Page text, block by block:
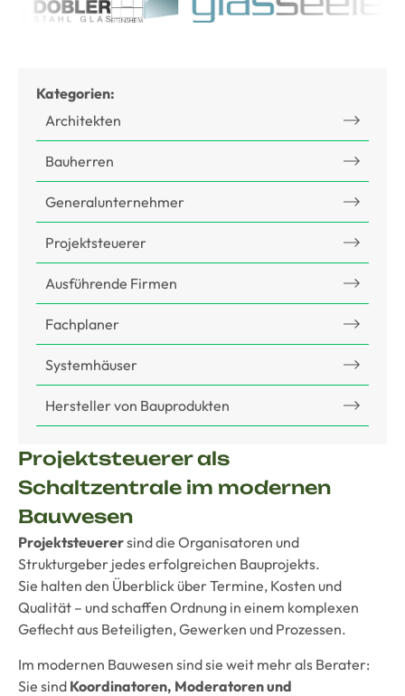
Projektsteuerer als
Schaltzentrale im modernen
Bauwesen
Projektsteuerersind die Organisatoren und
Strukturgeber jedes erfolgreichen Bauprojekts.
Sie halten den Überblick über Termine, Kosten und
Qualität – und schaffen Ordnung in einem komplexen
Geflecht aus Beteiligten, Gewerken und Prozessen.
Im modernen Bauwesen sind sie weit mehr als Berater:
Sie sind Koordinatoren, Moderatoren und
Kategorien:
Architekten
Bauherren
Generalunternehmer
Projektsteuerer
Ausführende Firmen
Fachplaner
Systemhäuser
Hersteller von Bauprodukten